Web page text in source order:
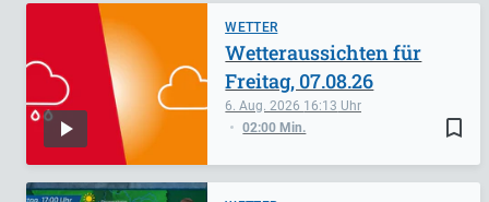
WETTER
bookmark_border
6. Aug. 2026 16:13
02:00 Min.
Wetteraussichten für
Freitag, 07.08.26